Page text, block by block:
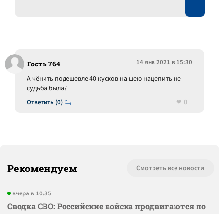
Гость 764 14 янв 2021 в 15:30
Ответить (0)
А чёнить подешевле 40 кусков на шею нацепить не
судьба была?
0
Рекомендуем Смотреть все новости
вчера в 10:35
Сводка СВО: Российские войска продвигаются по